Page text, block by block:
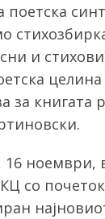
поетска
и
за книгата
16 ноември,
со